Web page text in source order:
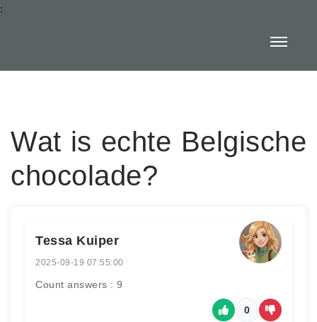
:
Wat is echte Belgische
chocolade?
Tessa Kuiper
2025-09-19 07:55:00
Count answers : 9
0